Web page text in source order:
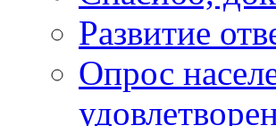
Развитие
Опрос